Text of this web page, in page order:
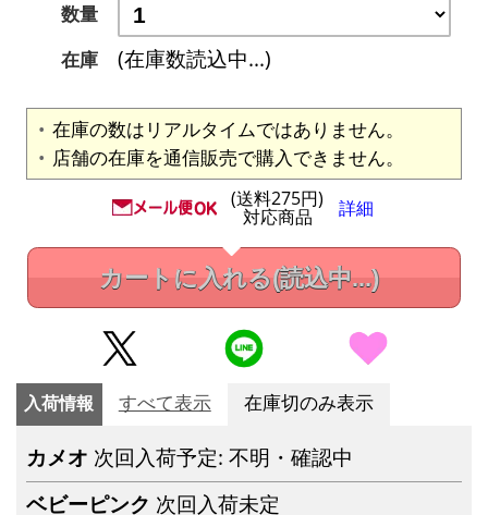
数量
在庫
(在庫数読込中...)
在庫の数はリアルタイムではありません。
店舗の在庫を通信販売で購入できません。
(送料275円)
対応商品 詳細
カートに入れる(読込中...)
入荷情報 すべて表示 在庫切のみ表示
カメオ 次回入荷予定: 不明・確認中
ベビーピンク 次回入荷未定